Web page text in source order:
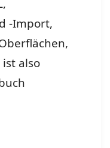
-Import,
also